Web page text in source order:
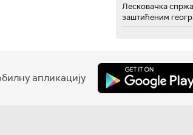
Лесковачка
заштићеним
апликацију